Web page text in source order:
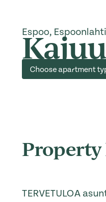
Espoo, Espoonlahti
Choose apartment
TERVETULOA